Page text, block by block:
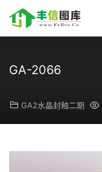
GA-2066
GA2水晶封釉二期